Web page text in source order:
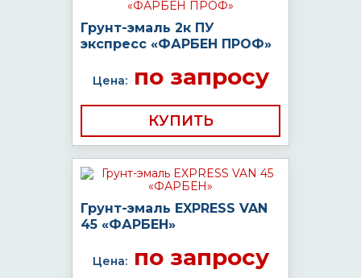
Грунт-эмаль 2к ПУ
экспресс «ФАРБЕН ПРОФ»
Цена:по запросу
КУПИТЬ
Грунт-эмаль EXPRESS VAN
45 «ФАРБЕН»
Цена:по запросу